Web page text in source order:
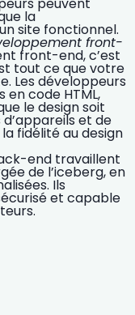
peuvent
la
site fonctionnel.
front-
front-end, c’est
tout ce que votre
Les développeurs
code HTML,
le design soit
et de
fidélité au design
end travaillent
de l’iceberg, en
Ils
et capable